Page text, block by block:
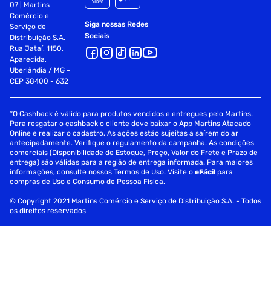
07 | Martins
Comércio e
Serviço de
Distribuição S.A.
Rua Jataí, 1150,
Aparecida,
Uberlândia / MG -
CEP 38400 - 632
Siga nossas Redes
Sociais
*O Cashback é válido para produtos vendidos e entregues pelo Martins.
Para resgatar o cashback o cliente deve baixar o App Martins Atacado
Online e realizar o cadastro. As ações estão sujeitas a saírem do ar
antecipadamente. Verifique o regulamento da campanha. As condições
comerciais (Disponibilidade de Estoque, Preço, Valor do Frete e Prazo de
entrega) são válidas para a região de entrega informada. Para maiores
informações, consulte nossos Termos de Uso. Visite oeFácil para
compras de Uso e Consumo de Pessoa Física.
© Copyright 2021 Martins Comércio e Serviço de Distribuição S.A. - Todos
os direitos reservados